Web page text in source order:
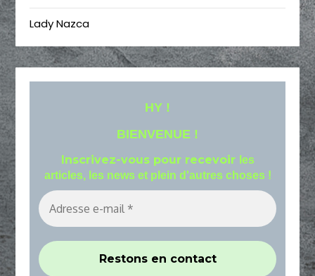
Lady Nazca
HY !
BIENVENUE !
Inscrivez-vous pour recevoir les
articles, les news et plein d'autres choses !